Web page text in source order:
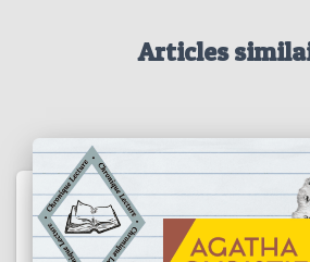
Articles